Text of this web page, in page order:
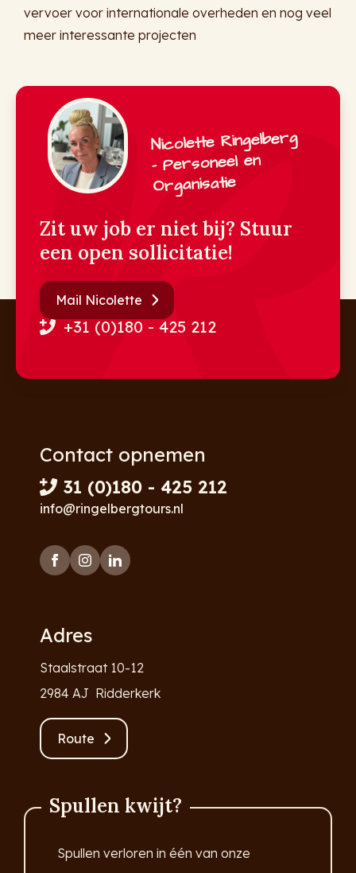
vervoer voor internationale overheden en nog veel
meer interessante projecten
Nicolette Ringelberg
- Personeel en
Organisatie
Zit uw job er niet bij? Stuur
een open sollicitatie!
Mail Nicolette
+31 (0)180 - 425 212
Contact opnemen
31 (0)180 - 425 212
info@ringelbergtours.nl
Adres
Staalstraat 10-12
2984 AJ Ridderkerk
Route
Spullen kwijt?
Spullen verloren in één van onze